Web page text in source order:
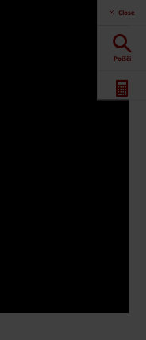
Close
Poišči
Spletna orodja